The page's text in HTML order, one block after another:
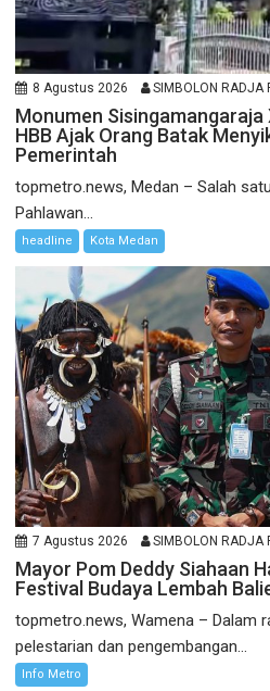
8 Agustus 2026 SIMBOLON RADJA
Monumen Sisingamangaraja
HBB Ajak Orang Batak
Pemerintah
topmetro.news, Medan – Salah
Pahlawan...
headline Kota Medan
7 Agustus 2026 SIMBOLON RADJA
Mayor Pom Deddy Siahaan
Festival Budaya Lembah
topmetro.news, Wamena – Dalam
pelestarian dan pengembangan...
Info Metro